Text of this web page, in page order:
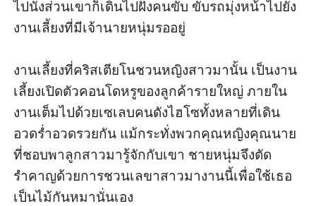
ไปนั่งส่วนเขาก็เดินไปฝั่งคนขับ ขับรถมุ่งหน้าไปยัง
งานเลี้ยงที่มีเจ้านายหนุ่มรออยู่
งานเลี้ยงที่คริสเตียโนชวนหญิงสาวมานั้น เป็นงาน
เลี้ยงเปิดตัวคอนโดหรูของลูกค้ารายใหญ่ ภายใน
งานเต็มไปด้วยเซเลบคนดังไฮโซทั้งหลายที่เดิน
อวดร่ำอวดรวยกัน แม้กระทั่งพวกคุณหญิงคุณนาย
ที่ชอบพาลูกสาวมารู้จักกับเขา ชายหนุ่มจึงตัด
รำคาญด้วยการชวนเลขาสาวมางานนี้เพื่อใช้เธอ
เป็นไม้กันหมานั่นเอง